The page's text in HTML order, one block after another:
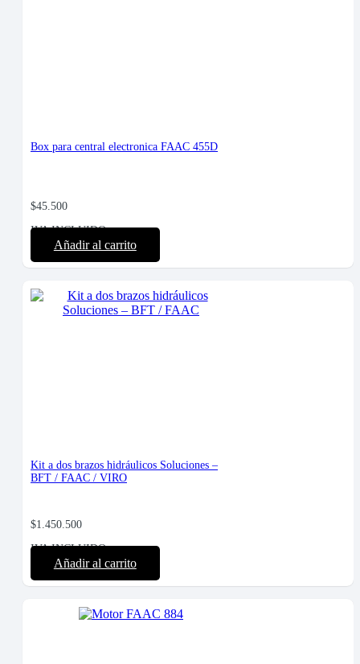
Box para central electronica FAAC 455D
$45.500
IVA INCLUIDO
Añadir al carrito
Kit a dos brazos hidráulicos Soluciones –
BFT / FAAC / VIRO
$1.450.500
IVA INCLUIDO
Añadir al carrito